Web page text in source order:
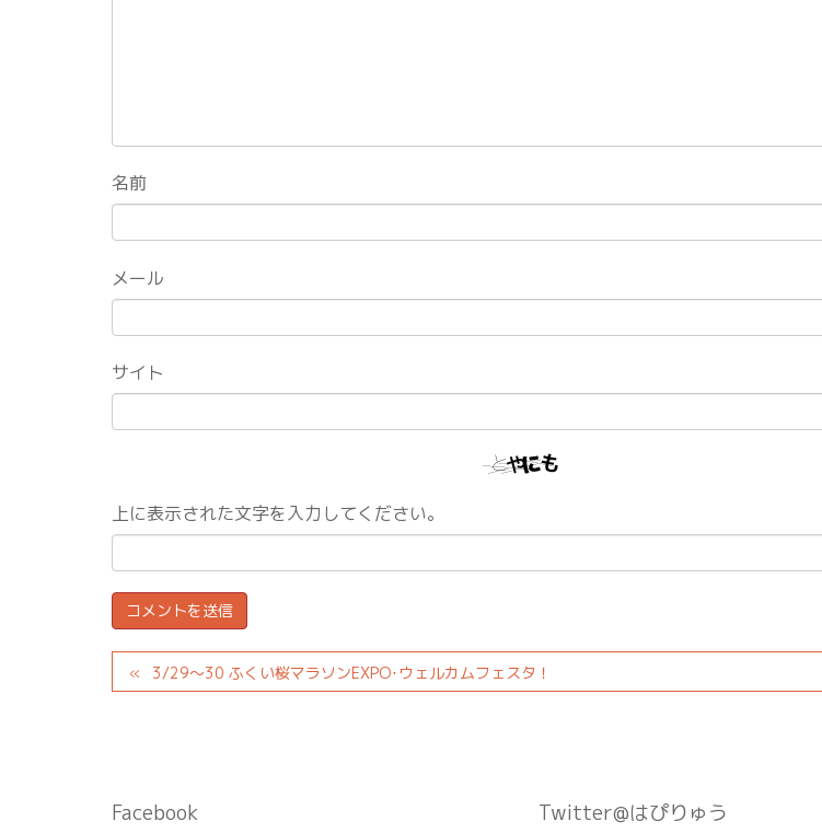
名前
メール
サイト
上に表示された文字を入力してください。
3/29～30 ふくい桜マラソンEXPO･ウェルカムフェスタ！
Facebook Twitter@はぴりゅう